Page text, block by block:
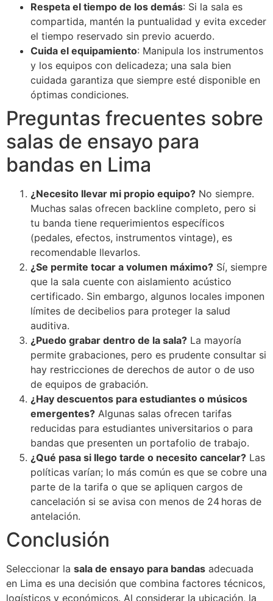
Respeta el tiempo de los demás: Si la sala es
compartida, mantén la puntualidad y evita exceder
el tiempo reservado sin previo acuerdo.
Cuida el equipamiento: Manipula los instrumentos
y los equipos con delicadeza; una sala bien
cuidada garantiza que siempre esté disponible en
óptimas condiciones.
Preguntas frecuentes sobre
salas de ensayo para
bandas en Lima
¿Necesito llevar mi propio equipo? No siempre.
Muchas salas ofrecen backline completo, pero si
tu banda tiene requerimientos específicos
(pedales, efectos, instrumentos vintage), es
recomendable llevarlos.
¿Se permite tocar a volumen máximo? Sí, siempre
que la sala cuente con aislamiento acústico
certificado. Sin embargo, algunos locales imponen
límites de decibelios para proteger la salud
auditiva.
¿Puedo grabar dentro de la sala? La mayoría
permite grabaciones, pero es prudente consultar si
hay restricciones de derechos de autor o de uso
de equipos de grabación.
¿Hay descuentos para estudiantes o músicos
emergentes? Algunas salas ofrecen tarifas
reducidas para estudiantes universitarios o para
bandas que presenten un portafolio de trabajo.
¿Qué pasa si llego tarde o necesito cancelar? Las
políticas varían; lo más común es que se cobre una
parte de la tarifa o que se apliquen cargos de
cancelación si se avisa con menos de 24 horas de
antelación.
Conclusión
Seleccionar la sala de ensayo para bandas adecuada
en Lima es una decisión que combina factores técnicos,
logísticos y económicos. Al considerar la ubicación, la